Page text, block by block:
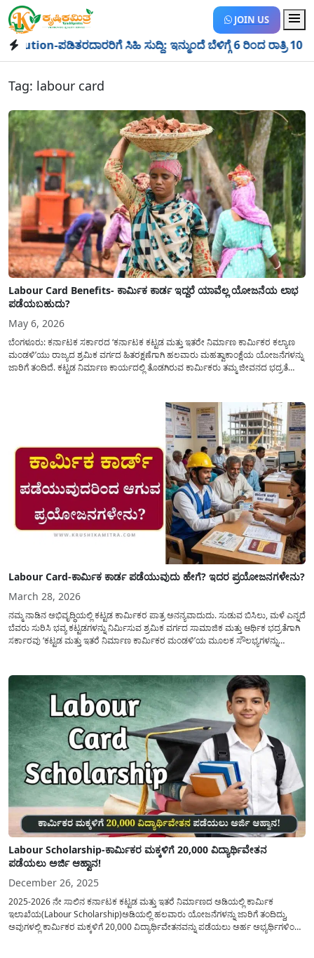
JOIN US
ಪಡಿತರದಾರರಿಗೆ ಸಿಹಿ ಸುದ್ದಿ: ಇನ್ಮುಂದೆ ಬೆಳಿಗ್ಗೆ 6 ರಿಂದ ರಾತ್ರಿ 10 ರವರೆಗೆ
Tag: labour card
Labour Card Benefits- ಕಾರ್ಮಿಕ ಕಾರ್ಡ ಇದ್ದರೆ ಯಾವೆಲ್ಲ ಯೋಜನೆಯ ಲಾಭ
ಪಡೆಯಬಹುದು?
May 6, 2026
ಬೆಂಗಳೂರು: ಕರ್ನಾಟಕ ಸರ್ಕಾರದ ‘ಕರ್ನಾಟಕ ಕಟ್ಟಡ ಮತ್ತು ಇತರೇ ನಿರ್ಮಾಣ ಕಾರ್ಮಿಕರ ಕಲ್ಯಾಣ
ಮಂಡಳಿ’ಯು ರಾಜ್ಯದ ಶ್ರಮಿಕ ವರ್ಗದ ಹಿತರಕ್ಷಣೆಗಾಗಿ ಹಲವಾರು ಮಹತ್ವಾಕಾಂಕ್ಷೆಯ ಯೋಜನೆಗಳನ್ನು
ಜಾರಿಗೆ ತಂದಿದೆ. ಕಟ್ಟಡ ನಿರ್ಮಾಣ ಕಾರ್ಯದಲ್ಲಿ ತೊಡಗಿರುವ ಕಾರ್ಮಿಕರು ತಮ್ಮ ಜೀವನದ ಭದ್ರತೆ
Labour Card-ಕಾರ್ಮಿಕ ಕಾರ್ಡ ಪಡೆಯುವುದು ಹೇಗೆ? ಇದರ ಪ್ರಯೋಜನಗಳೇನು?
March 28, 2026
ನಮ್ಮ ನಾಡಿನ ಅಭಿವೃದ್ಧಿಯಲ್ಲಿ ಕಟ್ಟಡ ಕಾರ್ಮಿಕರ ಪಾತ್ರ ಅನನ್ಯವಾದುದು. ಸುಡುವ ಬಿಸಿಲು, ಮಳೆ ಎನ್ನದೆ
ಬೆವರು ಸುರಿಸಿ ಭವ್ಯ ಕಟ್ಟಡಗಳನ್ನು ನಿರ್ಮಿಸುವ ಶ್ರಮಿಕ ವರ್ಗದ ಸಾಮಾಜಿಕ ಮತ್ತು ಆರ್ಥಿಕ ಭದ್ರತೆಗಾಗಿ
ಸರ್ಕಾರವು ‘ಕಟ್ಟಡ ಮತ್ತು ಇತರೆ ನಿರ್ಮಾಣ ಕಾರ್ಮಿಕರ ಮಂಡಳಿ’ಯ ಮೂಲಕ ಸೌಲಭ್ಯಗಳನ್ನು
Labour Scholarship-ಕಾರ್ಮಿಕರ ಮಕ್ಕಳಿಗೆ 20,000 ವಿದ್ಯಾರ್ಥಿವೇತನ
ಪಡೆಯಲು ಅರ್ಜಿ ಆಹ್ವಾನ!
December 26, 2025
2025-2026 ನೇ ಸಾಲಿನ ಕರ್ನಾಟಕ ಕಟ್ಟಡ ಮತ್ತು ಇತರೆ ನಿರ್ಮಾಣದ ಅಡಿಯಲ್ಲಿ ಕಾರ್ಮಿಕ
ಇಲಾಖೆಯ(Labour Scholarship)ಅಡಿಯಲ್ಲಿ ಹಲವಾರು ಯೋಜನೆಗಳನ್ನು ಜಾರಿಗೆ ತಂದಿದ್ದು,
ಅವುಗಳಲ್ಲಿ ಕಾರ್ಮಿಕರ ಮಕ್ಕಳಿಗೆ 20,000 ವಿದ್ಯಾರ್ಥಿವೇತನವನ್ನು ಪಡೆಯಲು ಅರ್ಹ ಅಭ್ಯರ್ಥಿಗಳಿಂದ